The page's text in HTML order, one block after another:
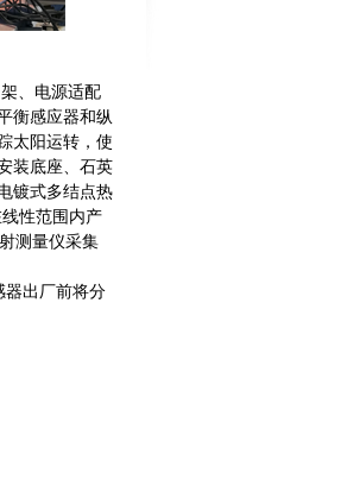
、电源适配
衡感应器和纵
太阳运转，使
装底座、石英
镀式多结点热
性范围内产
测量仪采集
器出厂前将分